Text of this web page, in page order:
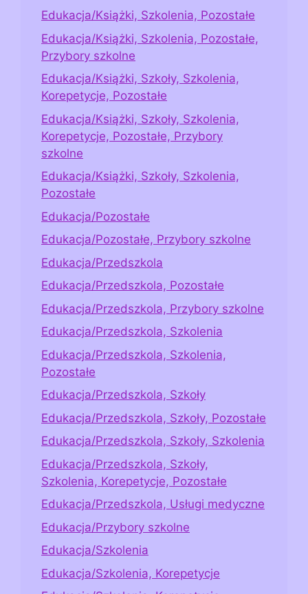
Edukacja/Książki, Szkolenia, Pozostałe
Edukacja/Książki, Szkolenia, Pozostałe,
Przybory szkolne
Edukacja/Książki, Szkoły, Szkolenia,
Korepetycje, Pozostałe
Edukacja/Książki, Szkoły, Szkolenia,
Korepetycje, Pozostałe, Przybory
szkolne
Edukacja/Książki, Szkoły, Szkolenia,
Pozostałe
Edukacja/Pozostałe
Edukacja/Pozostałe, Przybory szkolne
Edukacja/Przedszkola
Edukacja/Przedszkola, Pozostałe
Edukacja/Przedszkola, Przybory szkolne
Edukacja/Przedszkola, Szkolenia
Edukacja/Przedszkola, Szkolenia,
Pozostałe
Edukacja/Przedszkola, Szkoły
Edukacja/Przedszkola, Szkoły, Pozostałe
Edukacja/Przedszkola, Szkoły, Szkolenia
Edukacja/Przedszkola, Szkoły,
Szkolenia, Korepetycje, Pozostałe
Edukacja/Przedszkola, Usługi medyczne
Edukacja/Przybory szkolne
Edukacja/Szkolenia
Edukacja/Szkolenia, Korepetycje